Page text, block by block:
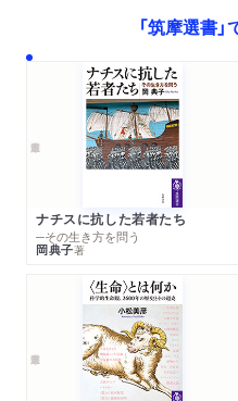
「筑摩選書
ナチスに抗した若者たち
─その生き方を問う
岡典子著